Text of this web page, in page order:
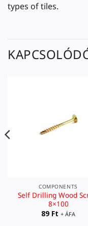
types of tiles.
COMPONENTS
Self Drilling Wood
8×100
89 Ft + ÁFA